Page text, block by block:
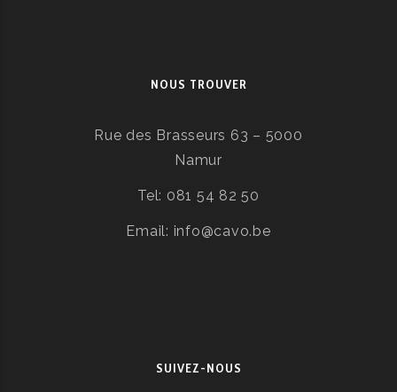
NOUS TROUVER
Rue des Brasseurs 63 – 5000
Namur
Tel: 081 54 82 50
Email: info@cavo.be
SUIVEZ-NOUS